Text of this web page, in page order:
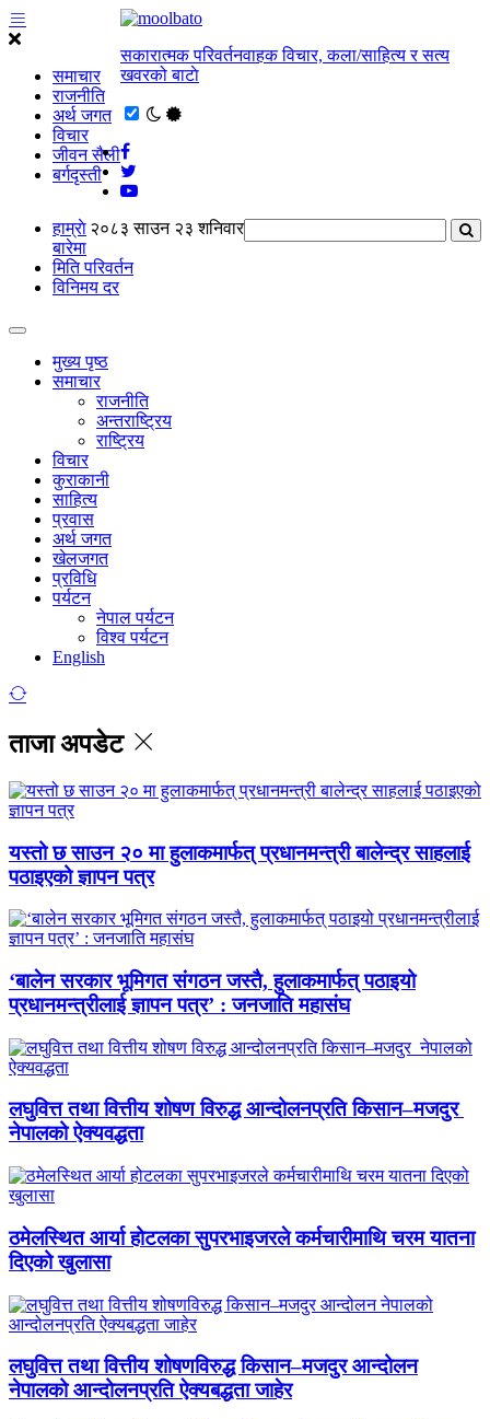
समाचार
राजनीति
अर्थ जगत
विचार
जीवन सैली
बर्गदृस्ती
सकारात्मक परिवर्तनवाहक विचार, कला/साहित्य र सत्य
खवरको बाटाे
२०८३ साउन २३ शनिवार
हाम्राे
बारेमा
मिति परिवर्तन
विनिमय दर
मुख्य पृष्ठ
समाचार
राजनीति
अन्तराष्ट्रिय
राष्ट्रिय
विचार
कुराकानी
साहित्य
प्रवास
अर्थ जगत
खेलजगत
प्रविधि
पर्यटन
नेपाल पर्यटन
विश्व पर्यटन
English
ताजा अपडेट
यस्तो छ साउन २० मा हुलाकमार्फत् प्रधानमन्त्री बालेन्द्र साहलाई
पठाइएको ज्ञापन पत्र
‘बालेन सरकार भूमिगत संगठन जस्तै, हुलाकमार्फत् पठाइयो
प्रधानमन्त्रीलाई ज्ञापन पत्र’ : जनजाति महासंघ
लघुवित्त तथा वित्तीय शोषण विरुद्ध आन्दोलनप्रति किसान–मजदुर
नेपालको ऐक्यवद्धता
ठमेलस्थित आर्या होटलका सुपरभाइजरले कर्मचारीमाथि चरम यातना
दिएको खुलासा
लघुवित्त तथा वित्तीय शोषणविरुद्ध किसान–मजदुर आन्दोलन
नेपालको आन्दोलनप्रति ऐक्यबद्धता जाहेर